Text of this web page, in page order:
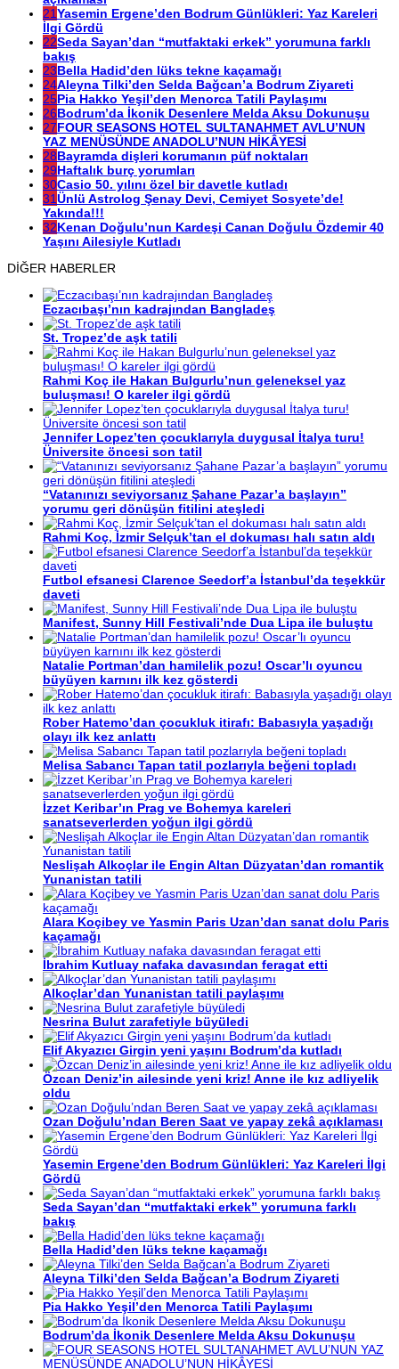
21Yasemin Ergene’den Bodrum Günlükleri: Yaz Kareleri
İlgi Gördü
22Seda Sayan’dan “mutfaktaki erkek” yorumuna farklı
bakış
23Bella Hadid’den lüks tekne kaçamağı
24Aleyna Tilki’den Selda Bağcan’a Bodrum Ziyareti
25Pia Hakko Yeşil’den Menorca Tatili Paylaşımı
26Bodrum’da İkonik Desenlere Melda Aksu Dokunuşu
27FOUR SEASONS HOTEL SULTANAHMET AVLU’NUN
YAZ MENÜSÜNDE ANADOLU’NUN HİKÂYESİ
28Bayramda dişleri korumanın püf noktaları
29Haftalık burç yorumları
30Casio 50. yılını özel bir davetle kutladı
31Ünlü Astrolog Şenay Devi, Cemiyet Sosyete’de!
Yakında!!!
32Kenan Doğulu’nun Kardeşi Canan Doğulu Özdemir 40
Yaşını Ailesiyle Kutladı
DİĞER HABERLER
Eczacıbaşı’nın kadrajından Bangladeş
St. Tropez’de aşk tatili
Rahmi Koç ile Hakan Bulgurlu’nun geleneksel yaz
buluşması! O kareler ilgi gördü
Jennifer Lopez’ten çocuklarıyla duygusal İtalya turu!
Üniversite öncesi son tatil
“Vatanınızı seviyorsanız Şahane Pazar’a başlayın”
yorumu geri dönüşün fitilini ateşledi
Rahmi Koç, İzmir Selçuk’tan el dokuması halı satın aldı
Futbol efsanesi Clarence Seedorf’a İstanbul’da teşekkür
daveti
Manifest, Sunny Hill Festivali’nde Dua Lipa ile buluştu
Natalie Portman’dan hamilelik pozu! Oscar’lı oyuncu
büyüyen karnını ilk kez gösterdi
Rober Hatemo’dan çocukluk itirafı: Babasıyla yaşadığı
olayı ilk kez anlattı
Melisa Sabancı Tapan tatil pozlarıyla beğeni topladı
İzzet Keribar’ın Prag ve Bohemya kareleri
sanatseverlerden yoğun ilgi gördü
Neslişah Alkoçlar ile Engin Altan Düzyatan’dan romantik
Yunanistan tatili
Alara Koçibey ve Yasmin Paris Uzan’dan sanat dolu Paris
kaçamağı
İbrahim Kutluay nafaka davasından feragat etti
Alkoçlar’dan Yunanistan tatili paylaşımı
Nesrina Bulut zarafetiyle büyüledi
Elif Akyazıcı Girgin yeni yaşını Bodrum’da kutladı
Özcan Deniz’in ailesinde yeni kriz! Anne ile kız adliyelik
oldu
Ozan Doğulu’ndan Beren Saat ve yapay zekâ açıklaması
Yasemin Ergene’den Bodrum Günlükleri: Yaz Kareleri İlgi
Gördü
Seda Sayan’dan “mutfaktaki erkek” yorumuna farklı
bakış
Bella Hadid’den lüks tekne kaçamağı
Aleyna Tilki’den Selda Bağcan’a Bodrum Ziyareti
Pia Hakko Yeşil’den Menorca Tatili Paylaşımı
Bodrum’da İkonik Desenlere Melda Aksu Dokunuşu